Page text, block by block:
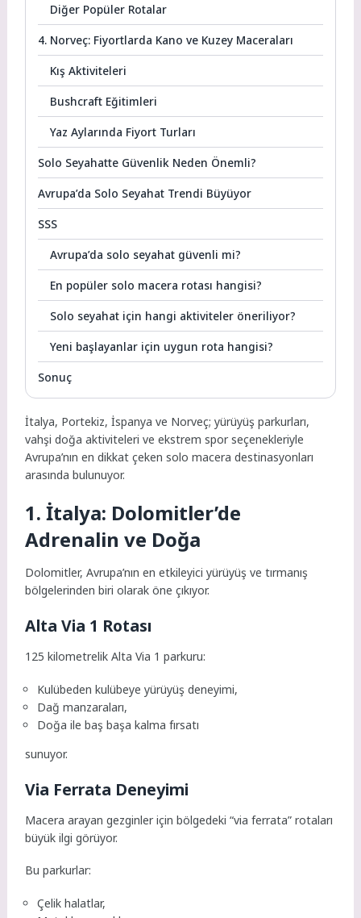
Diğer Popüler Rotalar
4. Norveç: Fiyortlarda Kano ve Kuzey Maceraları
Kış Aktiviteleri
Bushcraft Eğitimleri
Yaz Aylarında Fiyort Turları
Solo Seyahatte Güvenlik Neden Önemli?
Avrupa’da Solo Seyahat Trendi Büyüyor
SSS
Avrupa’da solo seyahat güvenli mi?
En popüler solo macera rotası hangisi?
Solo seyahat için hangi aktiviteler öneriliyor?
Yeni başlayanlar için uygun rota hangisi?
Sonuç
İtalya, Portekiz, İspanya ve Norveç; yürüyüş parkurları,
vahşi doğa aktiviteleri ve ekstrem spor seçenekleriyle
Avrupa’nın en dikkat çeken solo macera destinasyonları
arasında bulunuyor.
1. İtalya: Dolomitler’de
Adrenalin ve Doğa
Dolomitler, Avrupa’nın en etkileyici yürüyüş ve tırmanış
bölgelerinden biri olarak öne çıkıyor.
Alta Via 1 Rotası
125 kilometrelik Alta Via 1 parkuru:
Kulübeden kulübeye yürüyüş deneyimi,
Dağ manzaraları,
Doğa ile baş başa kalma fırsatı
sunuyor.
Via Ferrata Deneyimi
Macera arayan gezginler için bölgedeki “via ferrata” rotaları
büyük ilgi görüyor.
Bu parkurlar:
Çelik halatlar,